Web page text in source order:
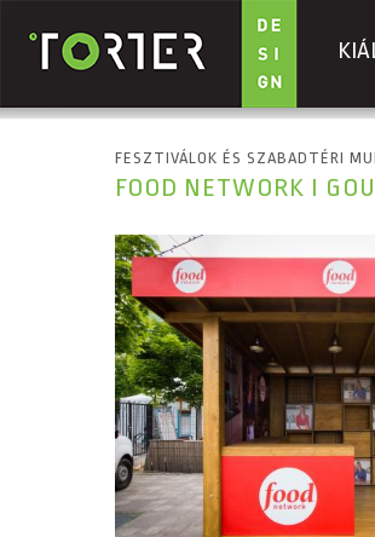
Ugrás a tartalomra
FESZTIVÁLOK ÉS SZABADTÉRI
FOOD NETWORK I